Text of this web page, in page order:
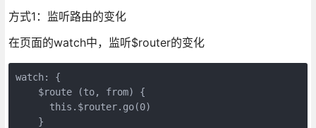
方式1：监听路由的变化
在页面的watch中，监听$router的变化
watch: {
    $route (to, from) {
      this.$router.go(0)
    }